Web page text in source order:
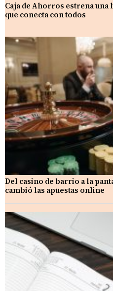
Caja de Ahorros estrena
que conecta con todos
Del casino de barrio a la
cambió las apuestas online